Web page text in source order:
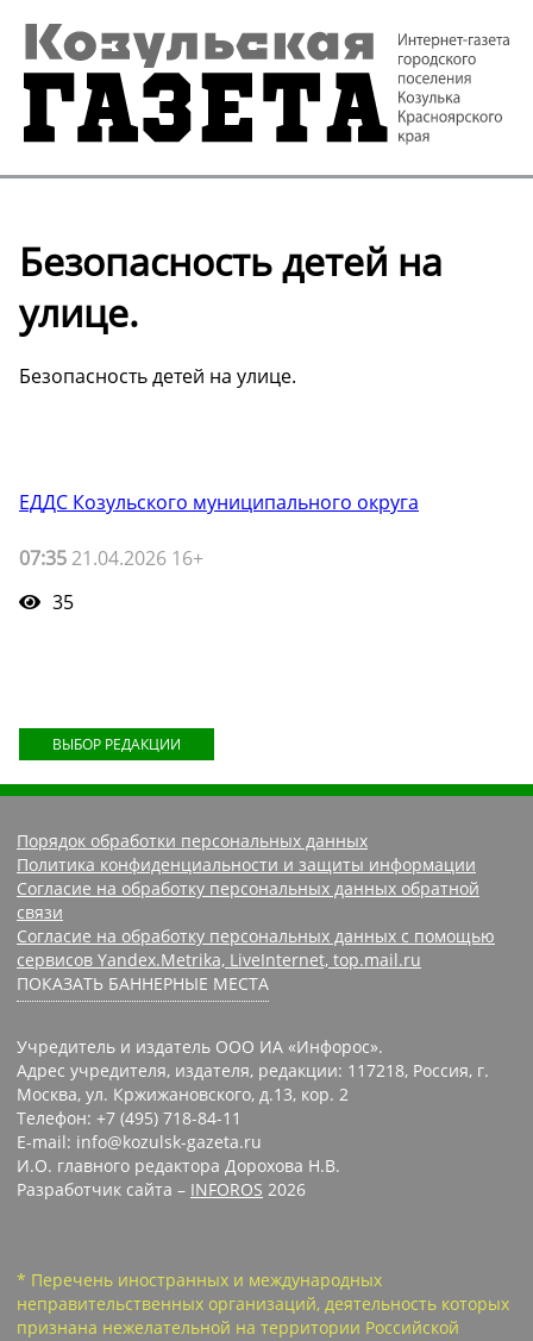
Безопасность детей на
улице.
Безопасность детей на улице.
ЕДДС Козульского муниципального округа
07:35 21.04.2026 16+
35
ВЫБОР РЕДАКЦИИ
Порядок обработки персональных данных
Политика конфиденциальности и защиты информации
Согласие на обработку персональных данных обратной
связи
Согласие на обработку персональных данных с помощью
сервисов Yandex.Metrika, LiveInternet, top.mail.ru
ПОКАЗАТЬ БАННЕРНЫЕ МЕСТА
Учредитель и издатель ООО ИА «Инфорос».
Адрес учредителя, издателя, редакции: 117218, Россия, г.
Москва, ул. Кржижановского, д.13, кор. 2
Телефон: +7 (495) 718-84-11
E-mail: info@kozulsk-gazeta.ru
И.О. главного редактора Дорохова Н.В.
Разработчик сайта – INFOROS 2026
* Перечень иностранных и международных
неправительственных организаций, деятельность которых
признана нежелательной на территории Российской